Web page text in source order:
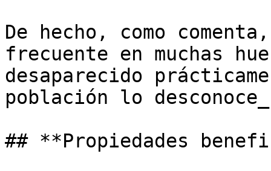
De hecho, como
frecuente en muchas
desaparecido
población lo
## **Propiedades